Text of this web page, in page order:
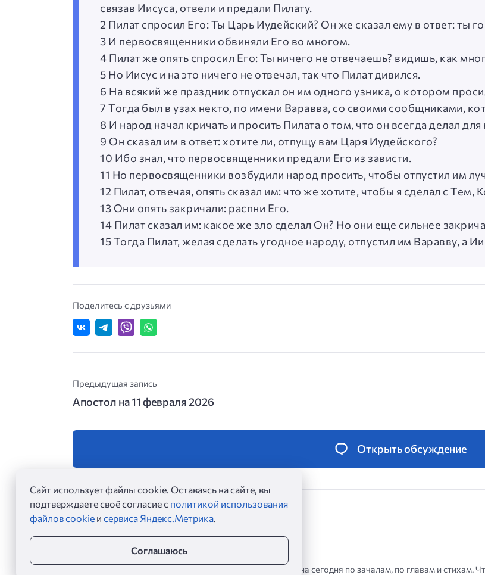
связав Иисуса, отвели и предали Пилату.
2 Пилат спросил Его: Ты Царь Иудейский? Он же сказал ему в ответ: ты
3 И первосвященники обвиняли Его во многом.
4 Пилат же опять спросил Его: Ты ничего не отвечаешь? видишь, как
5 Но Иисус и на это ничего не отвечал, так что Пилат дивился.
6 На всякий же праздник отпускал он им одного узника, о котором
7 Тогда был в узах некто, по имени Варавва, со своими сообщниками,
8 И народ начал кричать и просить Пилата о том, что он всегда делал для
9 Он сказал им в ответ: хотите ли, отпущу вам Царя Иудейского?
10 Ибо знал, что первосвященники предали Его из зависти.
11 Но первосвященники возбудили народ просить, чтобы отпустил им
12 Пилат, отвечая, опять сказал им: что же хотите, чтобы я сделал с
13 Они опять закричали: распни Его.
14 Пилат сказал им: какое же зло сделал Он? Но они еще сильнее
15 Тогда Пилат, желая сделать угодное народу, отпустил им Варавву, а
Поделитесь с друзьями
Предыдущая запись
Апостол на 11 февраля 2026
Открыть обсуждение
Евангелие дня ©2026
Евангельские чтения на каждый день. Читать Еваглелие на сегодня по зачалам, по главам и
Сайт использует файлы cookie. Оставаясь на сайте, вы
подтверждаете своё согласие с политикой использования
файлов cookieи сервиса Яндекс.Метрика.
Соглашаюсь